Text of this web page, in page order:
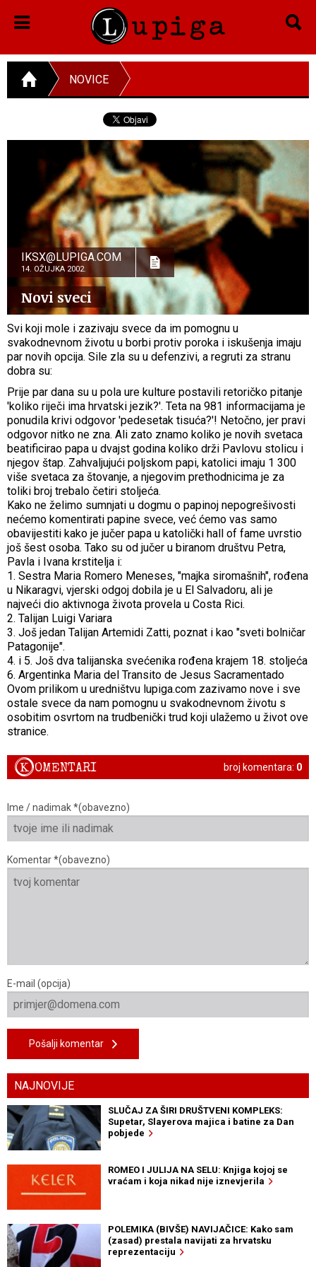
NOVICE
IKSX@LUPIGA.COM
14. OŽUJKA 2002.
Novi sveci
Svi koji mole i zazivaju svece da im pomognu u
svakodnevnom životu u borbi protiv poroka i iskušenja imaju
par novih opcija. Sile zla su u defenzivi, a regruti za stranu
dobra su:
Prije par dana su u pola ure kulture postavili retoričko pitanje
'koliko riječi ima hrvatski jezik?'. Teta na 981 informacijama je
ponudila krivi odgovor 'pedesetak tisuća?'! Netočno, jer pravi
odgovor nitko ne zna. Ali zato znamo koliko je novih svetaca
beatificirao papa u dvajst godina koliko drži Pavlovu stolicu i
njegov štap. Zahvaljujući poljskom papi, katolici imaju 1 300
više svetaca za štovanje, a njegovim prethodnicima je za
toliki broj trebalo četiri stoljeća.
Kako ne želimo sumnjati u dogmu o papinoj nepogrešivosti
nećemo komentirati papine svece, već ćemo vas samo
obavijestiti kako je jučer papa u katolički hall of fame uvrstio
još šest osoba. Tako su od jučer u biranom društvu Petra,
Pavla i Ivana krstitelja i:
1. Sestra Maria Romero Meneses, "majka siromašnih", rođena
u Nikaragvi, vjerski odgoj dobila je u El Salvadoru, ali je
najveći dio aktivnoga života provela u Costa Rici.
2. Talijan Luigi Variara
3. Još jedan Talijan Artemidi Zatti, poznat i kao "sveti bolničar
Patagonije".
4. i 5. Još dva talijanska svećenika rođena krajem 18. stoljeća
6. Argentinka Maria del Transito de Jesus Sacramentado
Ovom prilikom u uredništvu lupiga.com zazivamo nove i sve
ostale svece da nam pomognu u svakodnevnom životu s
osobitim osvrtom na trudbenički trud koji ulažemo u život ove
stranice.
broj komentara: 0
KOMENTARI
Ime / nadimak *(obavezno)
Komentar *(obavezno)
E-mail (opcija)
Pošalji komentar
NAJNOVIJE
SLUČAJ ZA ŠIRI DRUŠTVENI KOMPLEKS:
Supetar, Slayerova majica i batine za Dan
pobjede
ROMEO I JULIJA NA SELU: Knjiga kojoj se
vraćam i koja nikad nije iznevjerila
POLEMIKA (BIVŠE) NAVIJAČICE: Kako sam
(zasad) prestala navijati za hrvatsku
reprezentaciju